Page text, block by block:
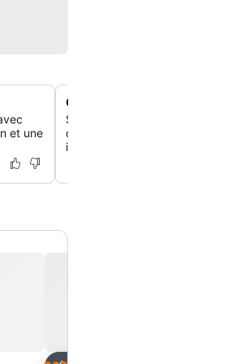
et une
Chambres avec vue sur la mer
Séjourne dans des chambres et
climatisées, avec des lits
imprenable sur la mer Égée.